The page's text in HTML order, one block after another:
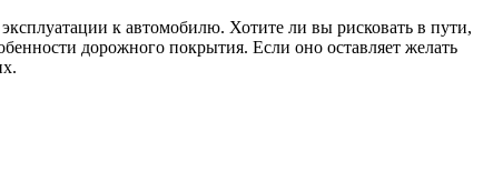
к автомобилю. Хотите ли вы рисковать в пути,
дорожного покрытия. Если оно оставляет желать